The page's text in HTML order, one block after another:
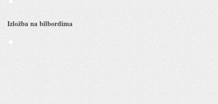
Izložba na bilbordima